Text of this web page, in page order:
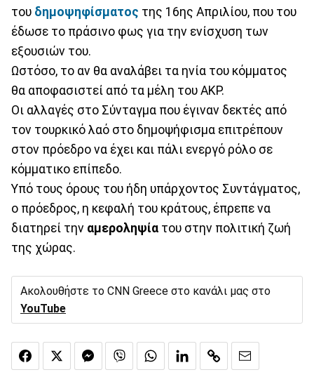
του δημοψηφίσματος της 16ης Απριλίου, που του
έδωσε το πράσινο φως για την ενίσχυση των
εξουσιών του.
Ωστόσο, το αν θα αναλάβει τα ηνία του κόμματος
θα αποφασιστεί από τα μέλη του AKP.
Οι αλλαγές στο Σύνταγμα που έγιναν δεκτές από
τον τουρκικό λαό στο δημοψήφισμα επιτρέπουν
στον πρόεδρο να έχει και πάλι ενεργό ρόλο σε
κόμματικο επίπεδο.
Υπό τους όρους του ήδη υπάρχοντος Συντάγματος,
ο πρόεδρος, η κεφαλή του κράτους, έπρεπε να
διατηρεί την αμεροληψία του στην πολιτική ζωή
της χώρας.
Ακολουθήστε το CNN Greece στο κανάλι μας στο
YouTube